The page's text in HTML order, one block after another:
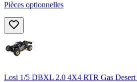
Pièces optionnelles
Losi 1/5 DBXL 2.0 4X4 RTR Gas